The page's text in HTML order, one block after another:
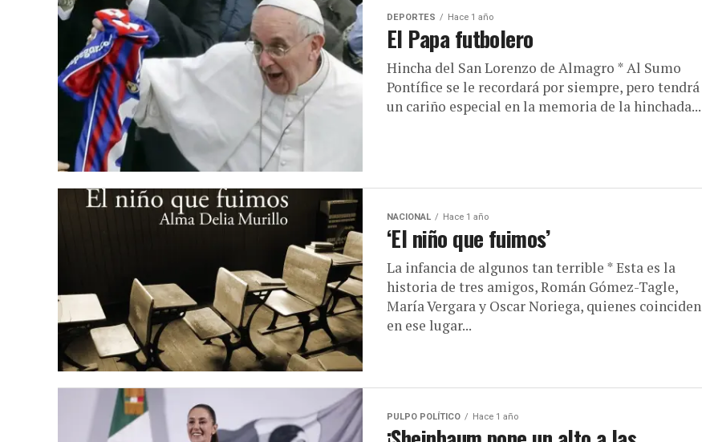
DEPORTES Hace 1 año
El Papa futbolero
Hincha del San Lorenzo de Almagro * Al Sumo
Pontífice se le recordará por siempre, pero tendrá
un cariño especial en la memoria de la hinchada...
NACIONAL Hace 1 año
‘El niño que fuimos’
La infancia de algunos tan terrible * Esta es la
historia de tres amigos, Román Gómez-Tagle,
María Vergara y Oscar Noriega, quienes coinciden
en ese lugar...
PULPO POLÍTICO Hace 1 año